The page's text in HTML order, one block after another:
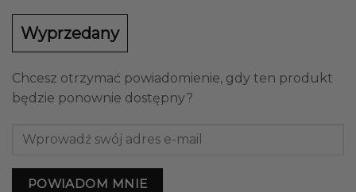
Wyprzedany
Chcesz otrzymać powiadomienie, gdy ten produkt
będzie ponownie dostępny?
POWIADOM MNIE